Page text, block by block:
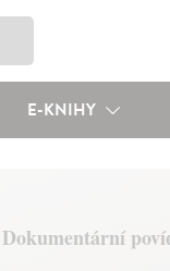
E-KNIHY
Dokumentární